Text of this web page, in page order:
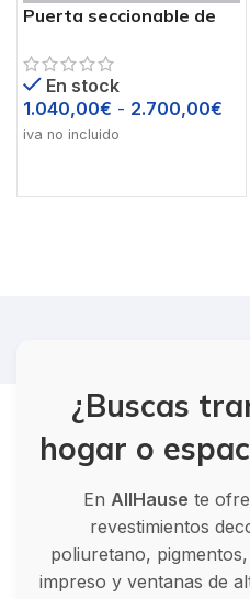
Puerta seccionable de
En stock
1.040,00€ - 2.700,00€
iva no incluido
¿Buscas
hogar o
En AllHause te
revestimientos
poliuretano,
impreso y ventanas de